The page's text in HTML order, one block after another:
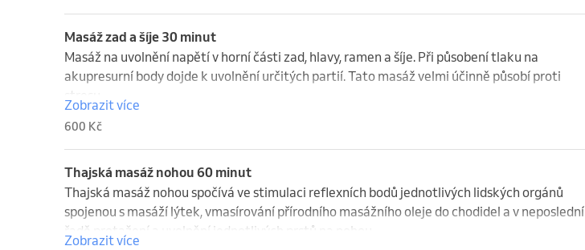
Masáž zad a šíje 30 minut
Masáž na uvolnění napětí v horní části zad, hlavy, ramen a šíje. Při působení tlaku na
akupresurní body dojde k uvolnění určitých partií. Tato masáž velmi účinně působí proti
stresu.
Zobrazit více
600 Kč
Thajská masáž nohou 60 minut
Thajská masáž nohou spočívá ve stimulaci reflexních bodů jednotlivých lidských orgánů
spojenou s masáží lýtek, vmasírování přírodního masážního oleje do chodidel a v neposlední
řadě protažení a uvolnění jednotlivých prstů na nohou.
Zobrazit více